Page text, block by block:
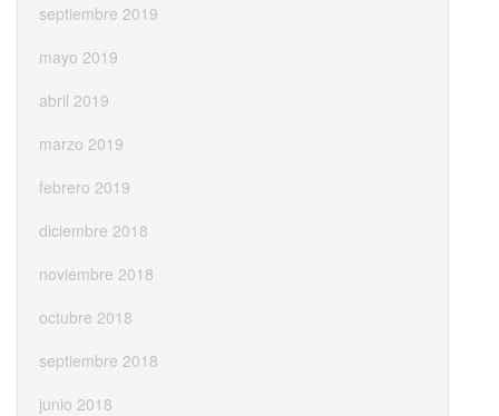
septiembre 2019
mayo 2019
abril 2019
marzo 2019
febrero 2019
diciembre 2018
noviembre 2018
octubre 2018
septiembre 2018
junio 2018